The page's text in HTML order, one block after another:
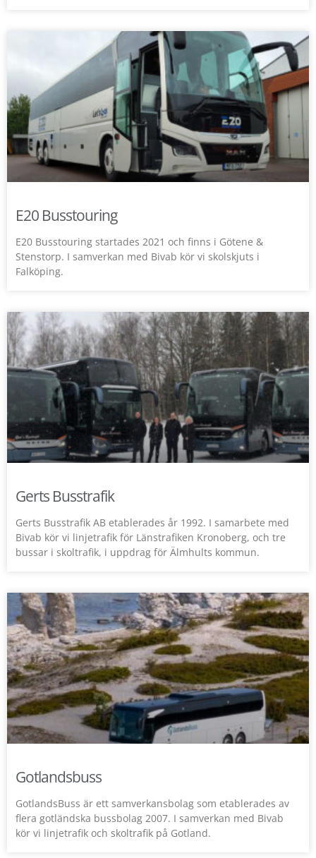
E20 Busstouring
E20 Busstouring startades 2021 och finns i Götene &
Stenstorp. I samverkan med Bivab kör vi skolskjuts i
Falköping.
Gerts Busstrafik
Gerts Busstrafik AB etablerades år 1992. I samarbete med
Bivab kör vi linjetrafik för Länstrafiken Kronoberg, och tre
bussar i skoltrafik, i uppdrag för Älmhults kommun.
Gotlandsbuss
GotlandsBuss är ett samverkansbolag som etablerades av
flera gotländska bussbolag 2007. I samverkan med Bivab
kör vi linjetrafik och skoltrafik på Gotland.